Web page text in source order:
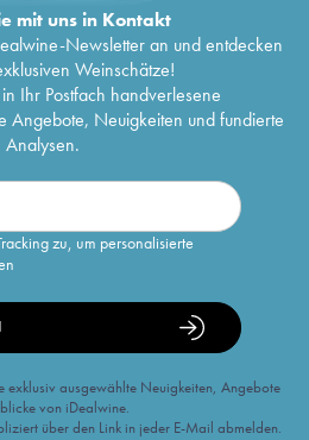
mit uns in Kontakt
Newsletter an und entdecken
Weinschätze!
Ihr Postfach handverlesene
Angebote, Neuigkeiten und fundierte
Analysen.
zu, um personalisierte
exklusiv ausgewählte Neuigkeiten, Angebote
von iDealwine.
über den Link in jeder E-Mail abmelden.